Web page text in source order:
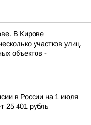
В Кирове
участков улиц.
объектов -
в России на 1 июля
25 401 рубль